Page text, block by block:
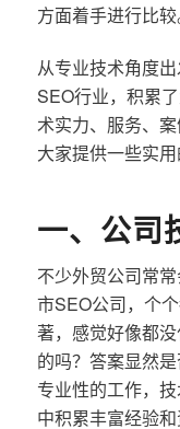
方面着手进行比较
从专业技术角度
SEO行业，积累
术实力、服务、
大家提供一些实用
一、公司
不少外贸公司常
市SEO公司，个
著，感觉好像都
的吗？答案显然
专业性的工作，
中积累丰富经验